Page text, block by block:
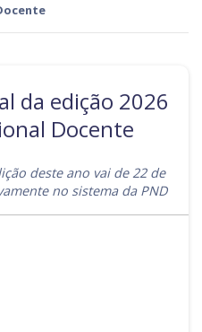
Maranhão
Rio Grande do Norte
Roraima
da edição 2026
Docente
deste ano vai de 22 de
no sistema da PND